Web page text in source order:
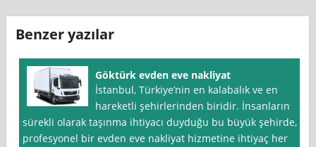
Benzer yazılar
Göktürk evden eve nakliyat
İstanbul, Türkiye’nin en kalabalık ve en
hareketli şehirlerinden biridir. İnsanların
sürekli olarak taşınma ihtiyacı duyduğu bu büyük şehirde,
profesyonel bir evden eve nakliyat hizmetine ihtiyaç her